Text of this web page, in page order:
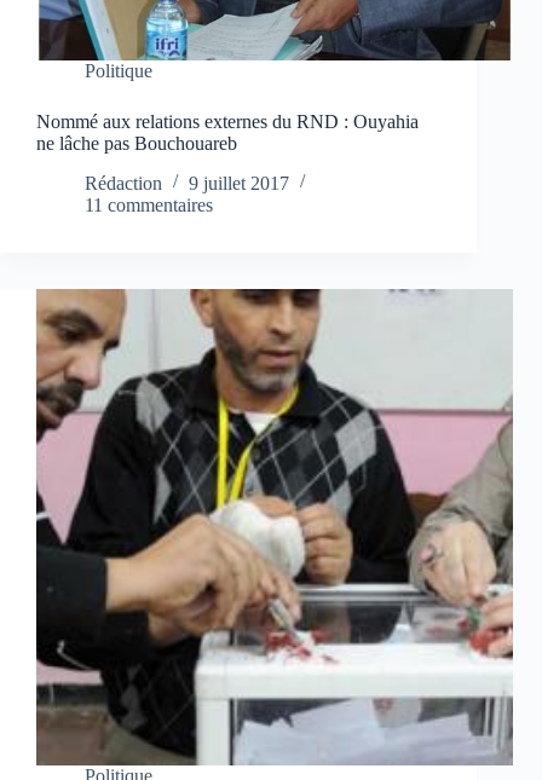
Politique
Nommé aux relations externes du RND : Ouyahia
ne lâche pas Bouchouareb
Rédaction
9 juillet 2017
11 commentaires
Politique